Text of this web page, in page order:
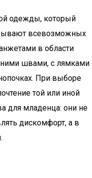
одежды, который
всевозможных
в области
швами, с лямками
При выборе
той или иной
для младенца: они не
дискомфорт, а в